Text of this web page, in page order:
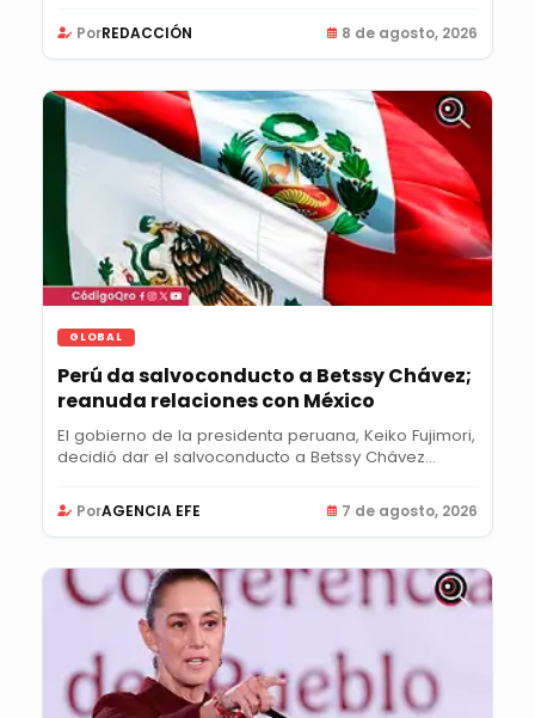
PorREDACCIÓN 8 de agosto, 2026
GLOBAL
Perú da salvoconducto a Betssy Chávez;
reanuda relaciones con México
El gobierno de la presidenta peruana, Keiko Fujimori,
decidió dar el salvoconducto a Betssy Chávez...
PorAGENCIA EFE 7 de agosto, 2026